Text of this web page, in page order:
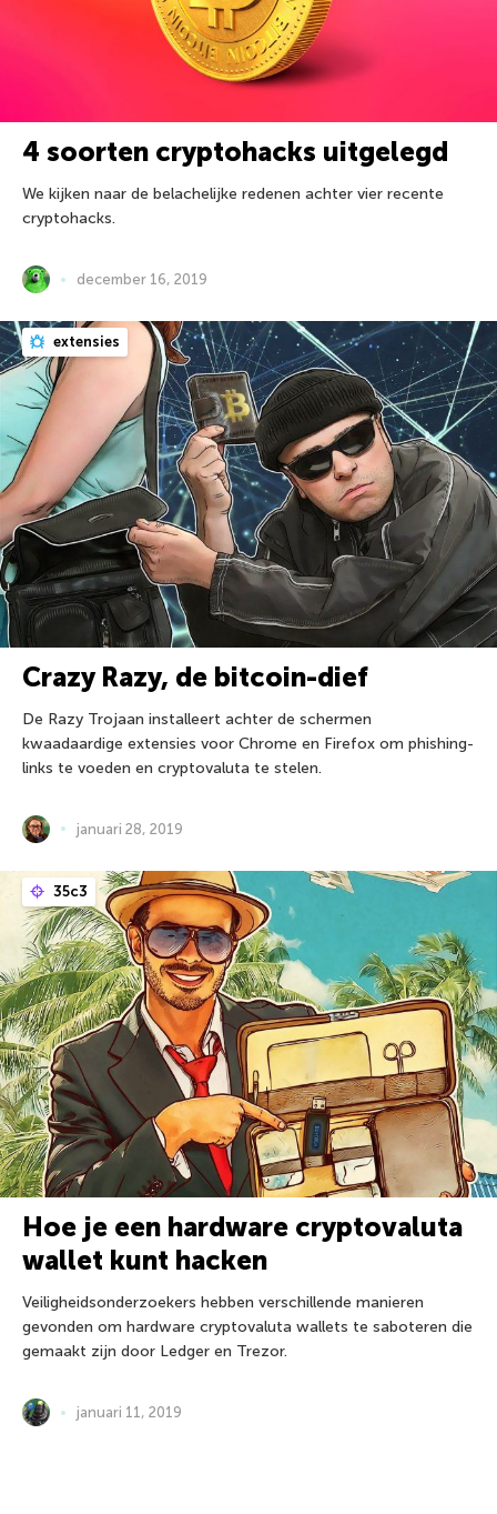
4 soorten cryptohacks uitgelegd
We kijken naar de belachelijke redenen achter vier recente
cryptohacks.
december 16, 2019
extensies
Crazy Razy, de bitcoin-dief
De Razy Trojaan installeert achter de schermen
kwaadaardige extensies voor Chrome en Firefox om phishing-
links te voeden en cryptovaluta te stelen.
januari 28, 2019
35c3
Hoe je een hardware cryptovaluta
wallet kunt hacken
Veiligheidsonderzoekers hebben verschillende manieren
gevonden om hardware cryptovaluta wallets te saboteren die
gemaakt zijn door Ledger en Trezor.
januari 11, 2019